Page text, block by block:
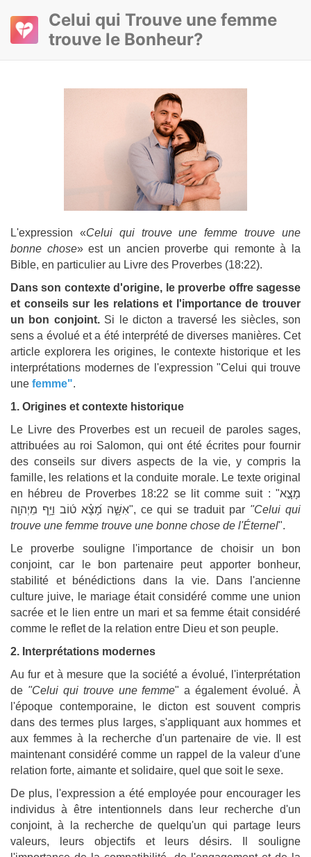
Сelui qui Trouve une femme
trouve le Bonheur?
L'expression «Celui qui trouve une femme trouve une
bonne chose» est un ancien proverbe qui remonte à la
Bible, en particulier au Livre des Proverbes (18:22).
Dans son contexte d'origine, le proverbe offre sagesse
et conseils sur les relations et l'importance de trouver
un bon conjoint. Si le dicton a traversé les siècles, son
sens a évolué et a été interprété de diverses manières. Cet
article explorera les origines, le contexte historique et les
interprétations modernes de l'expression "Celui qui trouve
une femme".
1. Origines et contexte historique
Le Livre des Proverbes est un recueil de paroles sages,
attribuées au roi Salomon, qui ont été écrites pour fournir
des conseils sur divers aspects de la vie, y compris la
famille, les relations et la conduite morale. Le texte original
en hébreu de Proverbes 18:22 se lit comme suit : "מָצָ֣א
אִשָּׁ֑ה מָ֝צָ֗א ט֜וֹב וַיָּ֥ף מֵיְהוָֽה", ce qui se traduit par "Celui qui
trouve une femme trouve une bonne chose de l'Éternel".
Le proverbe souligne l'importance de choisir un bon
conjoint, car le bon partenaire peut apporter bonheur,
stabilité et bénédictions dans la vie. Dans l'ancienne
culture juive, le mariage était considéré comme une union
sacrée et le lien entre un mari et sa femme était considéré
comme le reflet de la relation entre Dieu et son peuple.
2. Interprétations modernes
Au fur et à mesure que la société a évolué, l'interprétation
de "Celui qui trouve une femme" a également évolué. À
l'époque contemporaine, le dicton est souvent compris
dans des termes plus larges, s'appliquant aux hommes et
aux femmes à la recherche d'un partenaire de vie. Il est
maintenant considéré comme un rappel de la valeur d'une
relation forte, aimante et solidaire, quel que soit le sexe.
De plus, l'expression a été employée pour encourager les
individus à être intentionnels dans leur recherche d'un
conjoint, à la recherche de quelqu'un qui partage leurs
valeurs, leurs objectifs et leurs désirs. Il souligne